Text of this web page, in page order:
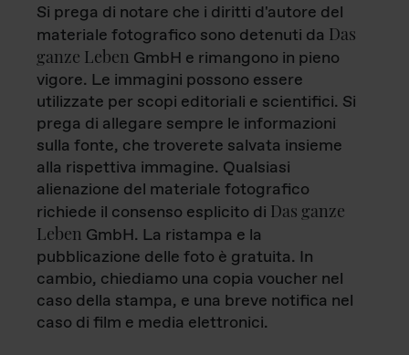
Si prega di notare che i diritti d'autore del
materiale fotografico sono detenuti da Das
ganze Leben GmbH e rimangono in pieno
vigore. Le immagini possono essere
utilizzate per scopi editoriali e scientifici. Si
prega di allegare sempre le informazioni
sulla fonte, che troverete salvata insieme
alla rispettiva immagine. Qualsiasi
alienazione del materiale fotografico
richiede il consenso esplicito di Das ganze
Leben GmbH. La ristampa e la
pubblicazione delle foto è gratuita. In
cambio, chiediamo una copia voucher nel
caso della stampa, e una breve notifica nel
caso di film e media elettronici.